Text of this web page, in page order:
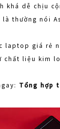
khá dễ chịu
thường nói
laptop giá rẻ
chất liệu kim
Tổng hợp